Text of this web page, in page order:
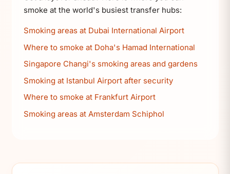
smoke at the world's busiest transfer hubs:
Smoking areas at Dubai International Airport
Where to smoke at Doha's Hamad International
Singapore Changi's smoking areas and gardens
Smoking at Istanbul Airport after security
Where to smoke at Frankfurt Airport
Smoking areas at Amsterdam Schiphol